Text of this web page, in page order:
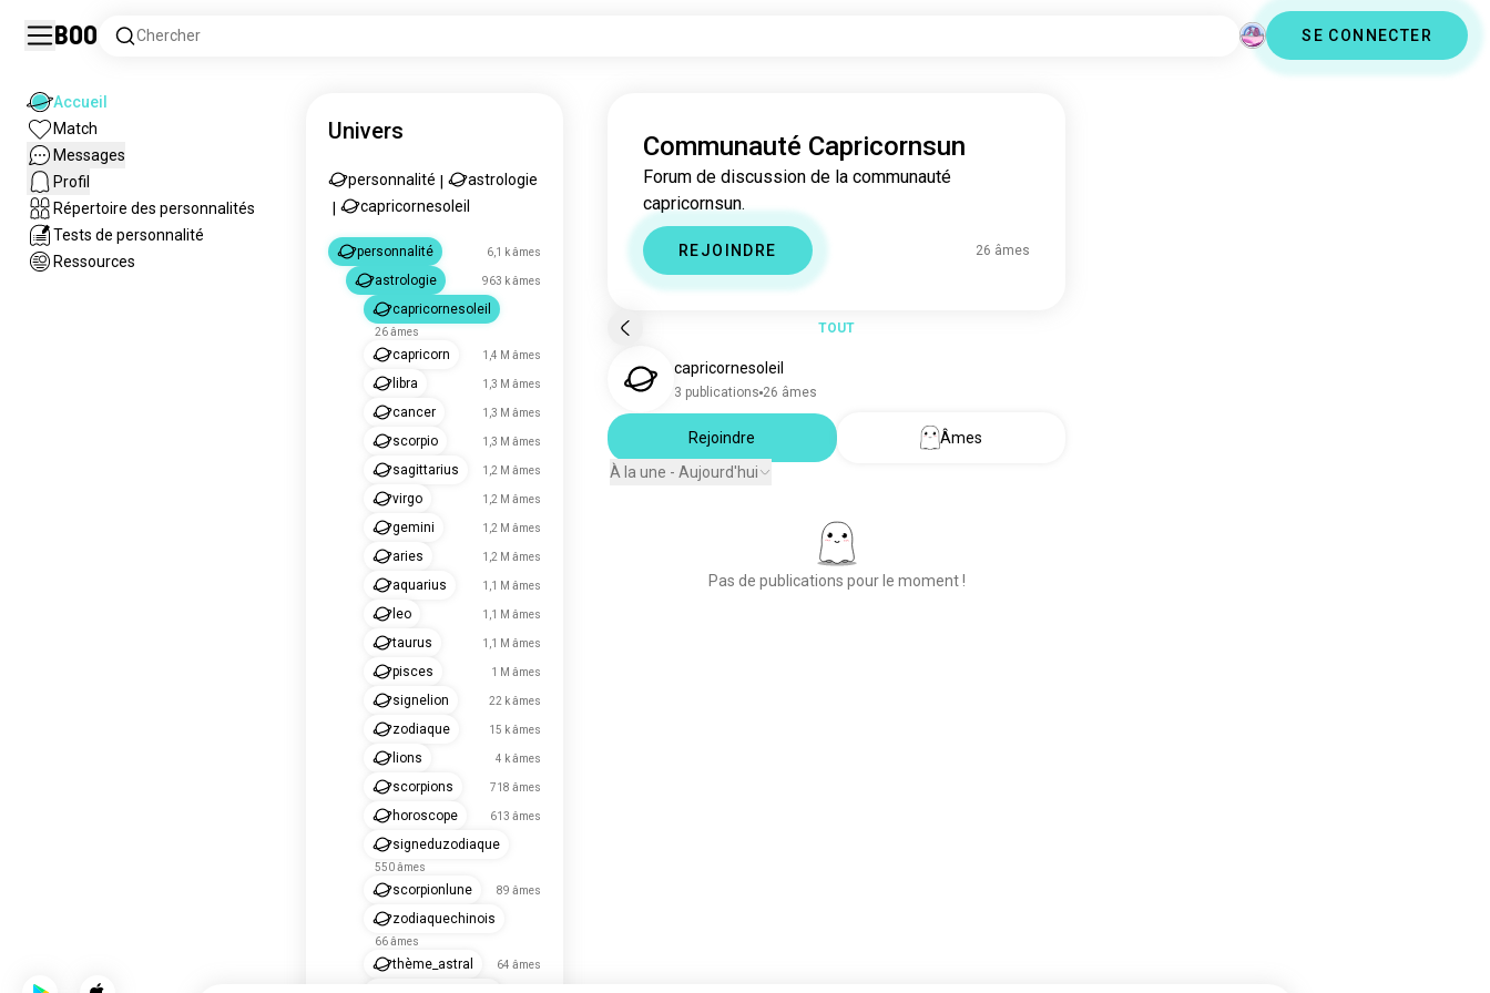
Boo Chercher SE CONNECTER
Accueil
Match
Messages
Profil
Répertoire des personnalités
Tests de personnalité
Ressources
Univers
personnalité
astrologie
capricornesoleil
personnalité 6,1 k âmes
astrologie 963 k âmes
capricornesoleil
26 âmes
capricorn 1,4 M âmes
libra 1,3 M âmes
cancer 1,3 M âmes
scorpio 1,3 M âmes
sagittarius 1,2 M âmes
virgo 1,2 M âmes
gemini 1,2 M âmes
aries 1,2 M âmes
aquarius 1,1 M âmes
leo 1,1 M âmes
taurus 1,1 M âmes
pisces 1 M âmes
signelion 22 k âmes
zodiaque 15 k âmes
lions 4 k âmes
scorpions 718 âmes
horoscope 613 âmes
signeduzodiaque
550 âmes
scorpionlune 89 âmes
zodiaquechinois
66 âmes
thème_astral 64 âmes
Communauté Capricornsun
Forum de discussion de la communauté
capricornsun.
REJOINDRE 26 âmes
TOUT
capricornesoleil
3 publications 26 âmes
Rejoindre
Âmes
À la une - Aujourd'hui
Pas de publications pour le moment !